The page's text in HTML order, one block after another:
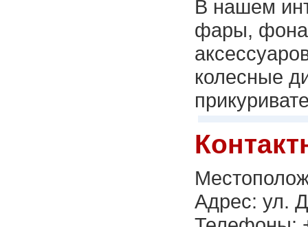
В нашем
фары,
колесные
Адрес: ул.